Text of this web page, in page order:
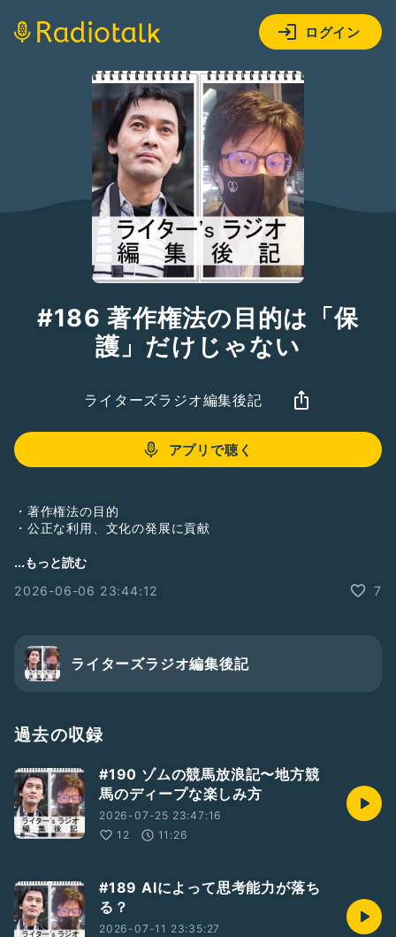
ログイン
#186 著作権法の目的は「保
護」だけじゃない
ライターズラジオ編集後記
アプリで聴く
・著作権法の目的
・公正な利用、文化の発展に貢献
・「お金を払った人だけが享受できる」
・文化庁「著作権テキスト」
https://www.bunka.go.jp/seisaku/chosakuken/textbook/
pdf/94141901_01.pdf
・本の表紙をSNSにアップするのはアリか、ナシか？
ご意見・ご感想は「質問を送る」ボタン、もしくは下記フォー
ムからどうぞ。
https://ssl.form-mailer.jp/fms/a023332d649272
頂いたお便りはライブ配信の方で紹介します。(ライブ配信
#AI #著作権 #著作権法 #文化 #映画 #絵本
#書籍 #引用 #利活用 #保護 #著作権侵害
#ルール #規則 #書影
...もっと読む
2026-06-06 23:44:12
7
ライターズラジオ編集後記
過去の収録
#190 ゾムの競馬放浪記〜地方競
馬のディープな楽しみ方
2026-07-25 23:47:16
12
11:26
#189 AIによって思考能力が落ち
る？
2026-07-11 23:35:27